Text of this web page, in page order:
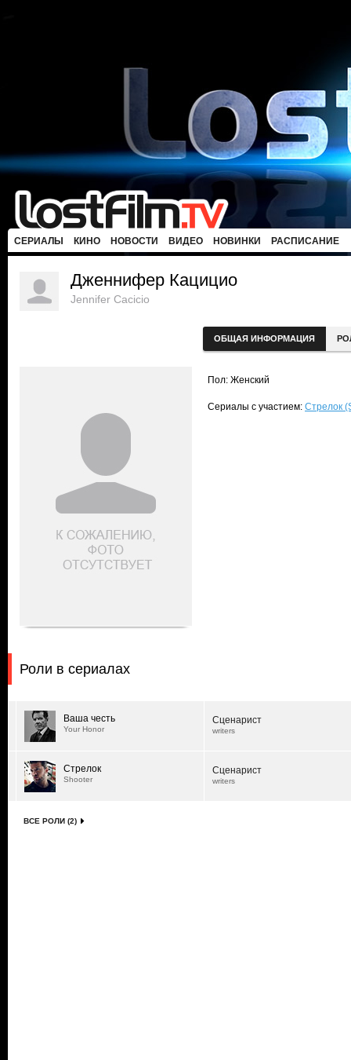
СЕРИАЛЫ КИНО НОВОСТИ ВИДЕО НОВИНКИ РАСПИСАНИЕ
Дженнифер Кацицио
Jennifer Cacicio
ОБЩАЯ ИНФОРМАЦИЯ
Пол: Женский
Сериалы с участием: Стрелок
Роли в сериалах
Ваша честь
Your Honor
Сценарист
writers
Стрелок
Shooter
Сценарист
writers
ВСЕ РОЛИ (2)